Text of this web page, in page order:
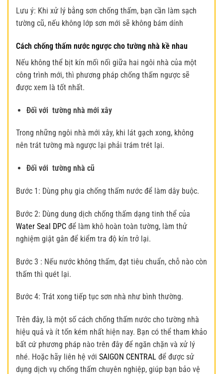
Lưu ý: Khi xử lý bằng sơn chống thấm, bạn cần làm sạch
tường cũ, nếu không lớp sơn mới sẽ không bám dính
Cách chống thấm nước ngược cho tường nhà kề nhau
Nếu không thể bịt kín mối nối giữa hai ngôi nhà của một
công trình mới, thì phương pháp chống thấm ngược sẽ
được xem là tốt nhất.
Đối với tường nhà mới xây
Trong những ngôi nhà mới xây, khi lát gạch xong, không
nên trát tường mà ngược lại phải trám trét lại.
Đối với tường nhà cũ
Bước 1: Dùng phụ gia chống thấm nước để làm dây buộc.
Bước 2: Dùng dung dịch chống thấm dạng tinh thể của
Water Seal DPC để làm khô hoàn toàn tường, làm thử
nghiệm giật gân để kiểm tra độ kín trở lại.
Bước 3 : Nếu nước không thấm, đạt tiêu chuẩn, chỗ nào còn
thấm thì quét lại.
Bước 4: Trát xong tiếp tục sơn nhà như bình thường.
Trên đây, là một số cách chống thấm nước cho tường nhà
hiệu quả và ít tốn kém nhất hiện nay. Bạn có thể tham khảo
bất cứ phương pháp nào trên đây để ngăn chặn và xử lý
nhé. Hoặc hãy liên hệ với SAIGON CENTRAL để được sử
dụng dịch vụ chống thấm chuyên nghiệp, giúp bạn bảo vệ